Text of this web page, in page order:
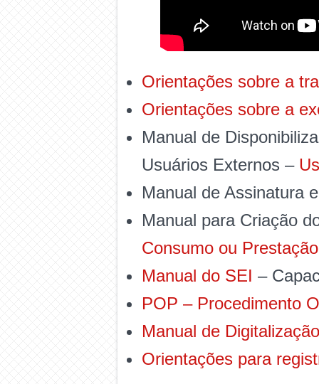
Orientações sobre a
Orientações sobre a
Manual de
Usuários Externos –
Manual de Assinatura
Manual para Criação
Consumo ou
Manual do SEI –
POP – Procedimento
Manual de
Orientações para